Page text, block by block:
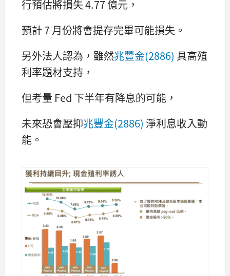
行預估將損失 4.77 億元，
預計 7 月份將會提存完畢可能損失。
另外法人認為，雖然兆豐金(2886) 具高殖
利率題材支持，
但考量 Fed 下半年有降息的可能，
未來恐會壓抑兆豐金(2886) 淨利息收入動
能。